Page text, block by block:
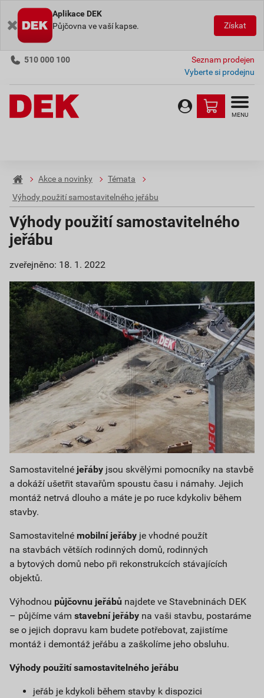
Aplikace DEK
Půjčovna ve vaší kapse.
Získat
510 000 100
Seznam prodejen
Vyberte si prodejnu
MENU
Akce a novinky
Témata
Výhody použití samostavitelného jeřábu
Výhody použití samostavitelného
jeřábu
zveřejněno: 18. 1. 2022
Samostavitelné jeřáby jsou skvělými pomocníky na stavbě
a dokáží ušetřit stavařům spoustu času i námahy. Jejich
montáž netrvá dlouho a máte je po ruce kdykoliv během
stavby.
Samostavitelné mobilní jeřáby je vhodné použít
na stavbách větších rodinných domů, rodinných
a bytových domů nebo při rekonstrukcích stávajících
objektů.
Výhodnou půjčovnu jeřábů najdete ve Stavebninách DEK
– půjčíme vám stavební jeřáby na vaši stavbu, postaráme
se o jejich dopravu kam budete potřebovat, zajistíme
montáž i demontáž jeřábu a zaškolíme jeho obsluhu.
Výhody použití samostavitelného jeřábu
jeřáb je kdykoli během stavby k dispozici